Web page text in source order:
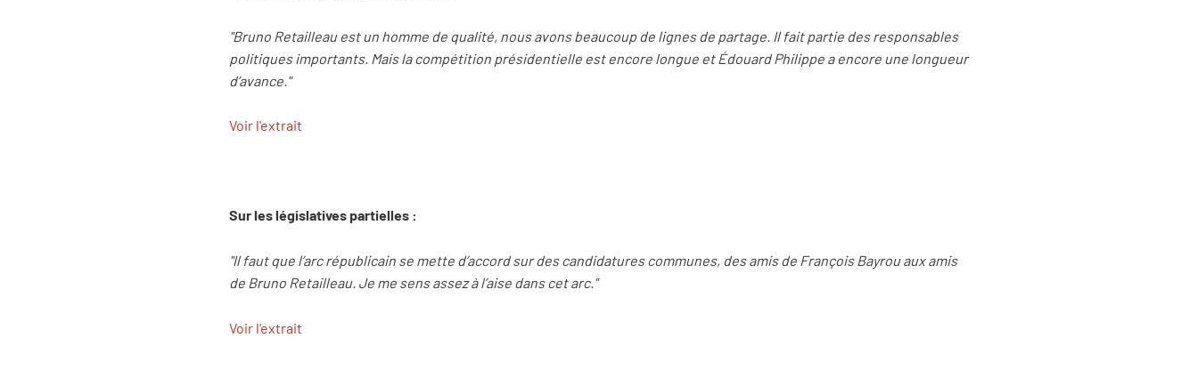
"Bruno Retailleau est un homme de qualité, nous avons beaucoup de lignes de partage. Il fait partie des responsables
politiques importants. Mais la compétition présidentielle est encore longue et Édouard Philippe a encore une longueur
d’avance."
Voir l'extrait
Sur les législatives partielles :
"Il faut que l’arc républicain se mette d’accord sur des candidatures communes, des amis de François Bayrou aux amis
de Bruno Retailleau. Je me sens assez à l’aise dans cet arc."
Voir l'extrait